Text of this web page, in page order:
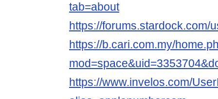
tab=about
https://forums.stardock.com/
https://b.cari.com.my/
https://www.invelos.com/